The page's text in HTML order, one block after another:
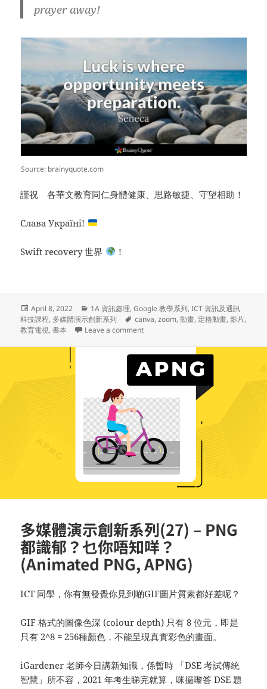
prayer away!
Source: brainyquote.com
謹祝 各華文教育同仁身體健康、思路敏捷、守望相助！
Слава Україні!
Swift recovery 世界 ！
Posted
on
April 8, 2022 Categories
1A 資訊處理,Google 教學系列,ICT 資訊及通訊
科技課程, 多媒體演示創新系列 Tags
canva,zoom,動畫, 定格動畫,影片,
教育電視,書本 Leave a commenton 多媒體演示創新系列(28) – [您知
多媒體演示創新系列(27) – PNG
都識郁？乜你唔知咩？
(Animated PNG, APNG)
ICT 同學，你有無發覺你見到啲GIF圖片質素都好差呢？
GIF 格式的圖像色深 (colour depth) 只有 8 位元，即是
只有 2^8 = 256種顏色，不能呈現真實彩色的畫面。
iGardener 老師今日講新知識，係暫時 「DSE 考試傳統
智慧」所不容，2021 年考生睇完就算，咪攞嚟答 DSE 題